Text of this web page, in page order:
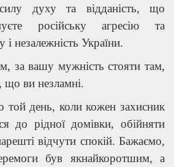
духу та відданість, що
російську агресію та
незалежність України.
за вашу мужність стояти там,
що ви незламні.
той день, коли кожен захисник
до рідної домівки, обійняти
відчути спокій. Бажаємо,
був якнайкоротшим, а